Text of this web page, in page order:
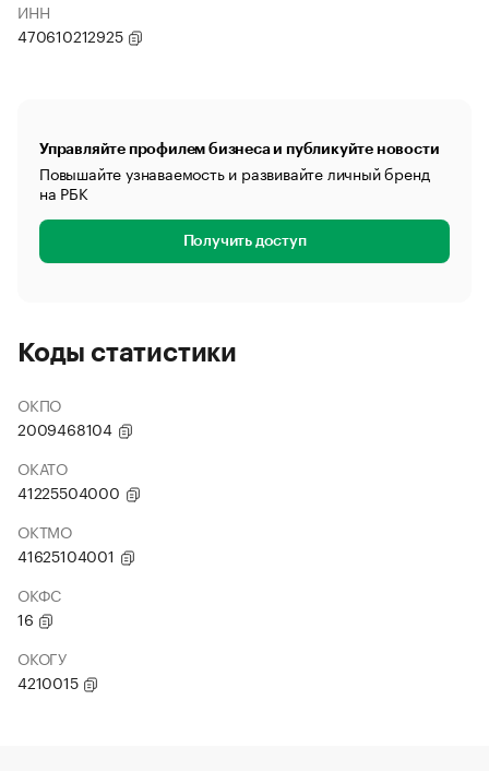
ИНН
470610212925
Управляйте профилем бизнеса и публикуйте новости
Повышайте узнаваемость и развивайте личный бренд
на РБК
Получить доступ
Коды статистики
ОКПО
2009468104
ОКАТО
41225504000
ОКТМО
41625104001
ОКФС
16
ОКОГУ
4210015